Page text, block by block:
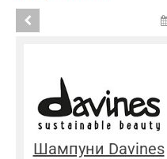
Шампуни Davines